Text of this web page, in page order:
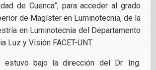
de Cuenca”, para acceder al grado
de Magíster en Luminotecnia, de la
en Luminotecnia del Departamento
Luz y Visión FACET-UNT.
estuvo bajo la dirección del Dr. Ing.